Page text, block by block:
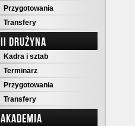
Przygotowania
Transfery
II DRUŻYNA
Kadra i sztab
Terminarz
Przygotowania
Transfery
AKADEMIA